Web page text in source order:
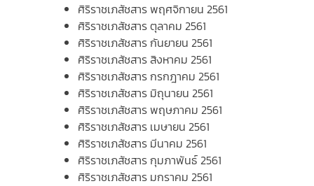
ศิริราชเภสัชสาร พฤศจิกายน 2561
ศิริราชเภสัชสาร ตุลาคม 2561
ศิริราชเภสัชสาร กันยายน 2561
ศิริราชเภสัชสาร สิงหาคม 2561
ศิริราชเภสัชสาร กรกฎาคม 2561
ศิริราชเภสัชสาร มิถุนายน 2561
ศิริราชเภสัชสาร พฤษภาคม 2561
ศิริราชเภสัชสาร เมษายน 2561
ศิริราชเภสัชสาร มีนาคม 2561
ศิริราชเภสัชสาร กุมภาพันธ์ 2561
ศิริราชเภสัชสาร มกราคม 2561